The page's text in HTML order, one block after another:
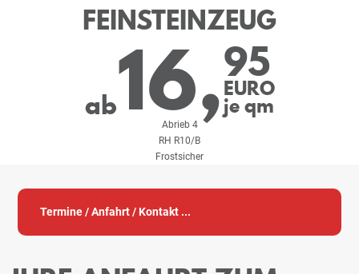
FEINSTEINZEUG
ab16,95
EURO
je qm
Abrieb 4
RH R10/B
Frostsicher
Termine / Anfahrt / Kontakt ...